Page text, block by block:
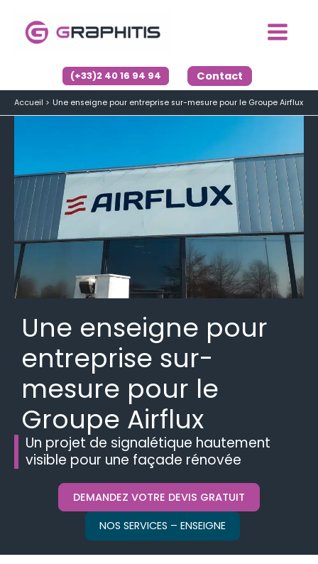
contenu
(+33)2 40 16 94 94 Contact
Accueil Une enseigne pour entreprise sur-mesure pour le Groupe Airflux
Une enseigne pour
entreprise sur-
mesure pour le
Groupe Airflux
Un projet de signalétique hautement
visible pour une façade rénovée
DEMANDEZ VOTRE DEVIS GRATUIT
NOS SERVICES – ENSEIGNE